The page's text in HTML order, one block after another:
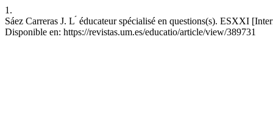
1.
Sáez Carreras J. L ́ éducateur spécialisé en questions(s). ESXXI
Disponible en: https://revistas.um.es/educatio/article/view/389731